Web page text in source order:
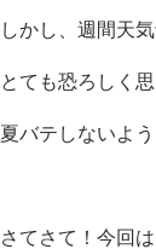
しかし、週間天
とても恐ろしく
夏バテしないよ
さてさて！今回